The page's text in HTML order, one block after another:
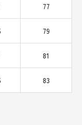
77
79
81
83